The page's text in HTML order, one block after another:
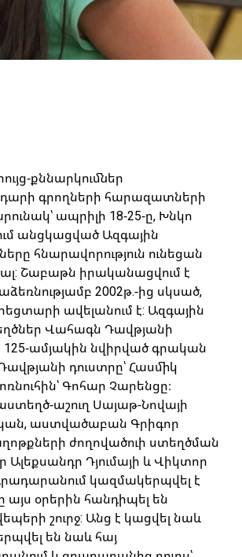
քննարկումներ
գրողների հարազատների
ապրիլի 18-25-ը, Խնկո
անցկացված Ազգային
հնարավորություն ունեցան
Շաբաթն իրականացվում է
2002թ.-ից սկսած,
ավելանում է: Ազգային
Վահագն Դավթյանի
125-ամյակին նվիրված գրական
դուստրը՝ Հասմիկ
Գոհար Չարենցը։
աշուղ Սայաթ-Նովայի
աստվածաբան Գրիգոր
ժողովածուի ստեղծման
Դյումայի և Վիկտոր
գրադարանում կազմակերպվել է
այս օրերին հանդիպել են
շուրջ: Անց է կացվել նաև
են նաև հայ